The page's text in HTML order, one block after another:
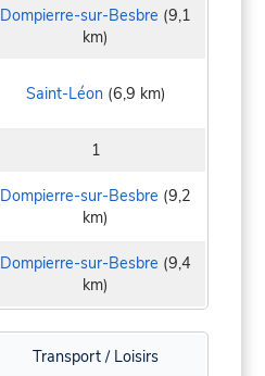
Dompierre-sur-Besbre (9,1
km)
Saint-Léon(6,9 km)
1
Dompierre-sur-Besbre (9,2
km)
Dompierre-sur-Besbre (9,4
km)
Transport / Loisirs